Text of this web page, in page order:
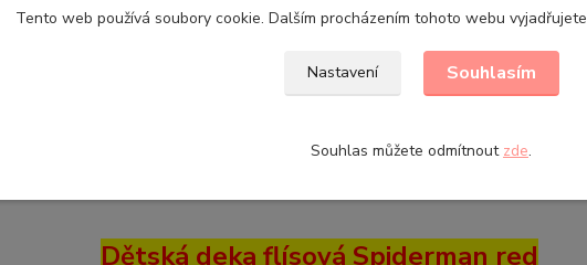
Dětská deka flísová Spiderman red
Tento web používá soubory cookie. Dalším procházením tohoto webu vyjadřujete
Nastavení Souhlasím
Souhlas můžete odmítnout zde.